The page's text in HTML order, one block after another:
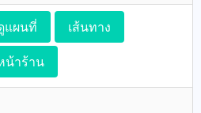
แผนที่ เส้นทาง
น้าร้าน